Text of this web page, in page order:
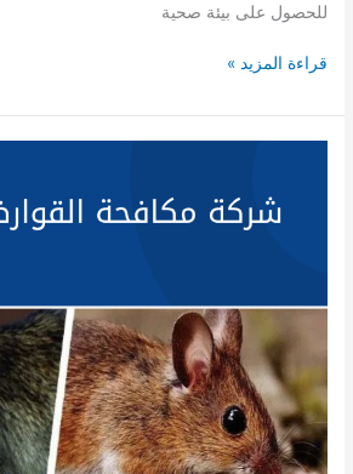
للحصول على بيئة صحية
شركة
الناموس
بالرياض
قراءة المزيد »